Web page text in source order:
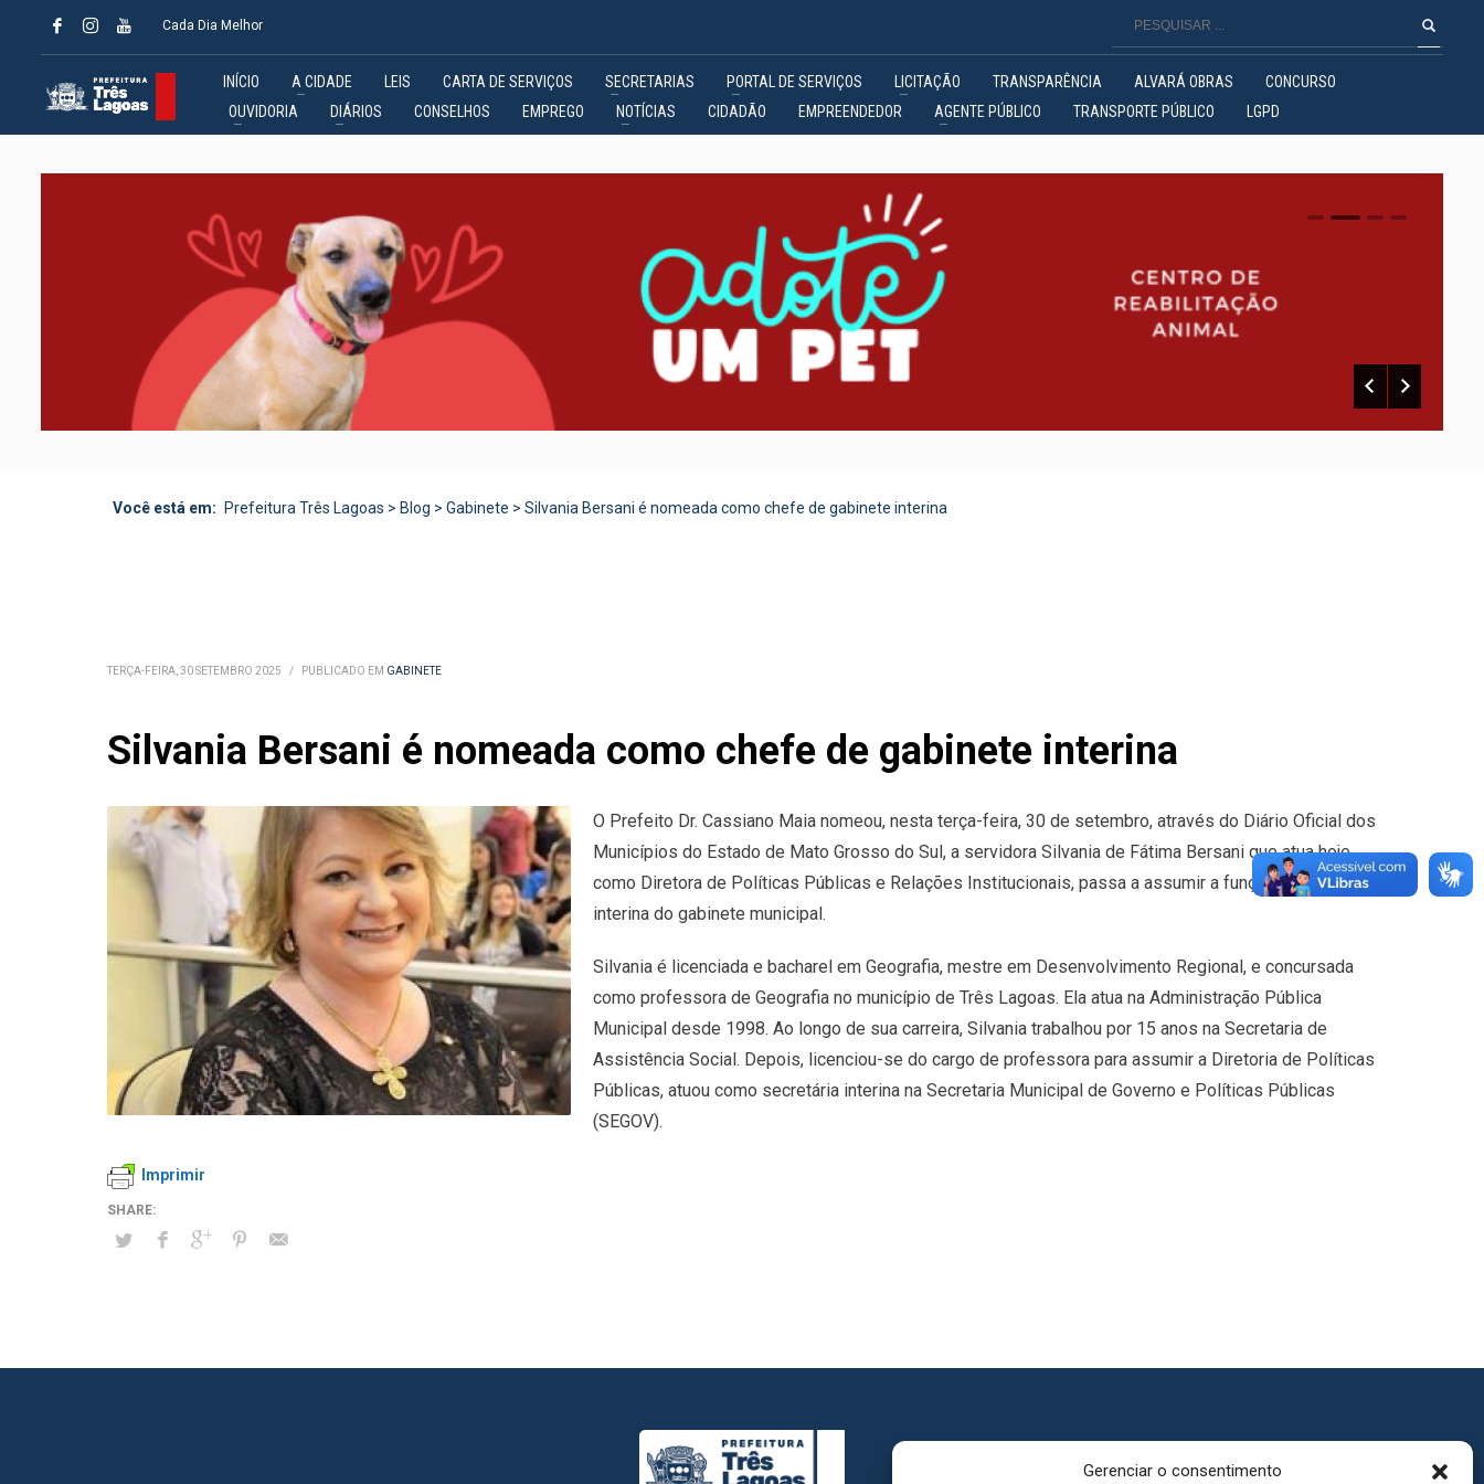
Gerenciar o consentimento
Cada Dia Melhor
INÍCIO A CIDADE LEIS CARTA DE SERVIÇOS SECRETARIAS PORTAL DE SERVIÇOS LICITAÇÃO TRANSPARÊNCIA ALVARÁ OBRAS
CONCURSO
OUVIDORIA
DIÁRIOS CONSELHOS EMPREGO NOTÍCIAS CIDADÃO EMPREENDEDOR AGENTE PÚBLICO TRANSPORTE PÚBLICO LGPD
0 1 2
Você está em: Prefeitura Três Lagoas > Blog > Gabinete > Silvania Bersani é nomeada como chefe de gabinete interina
TERÇA-FEIRA, 30 SETEMBRO 2025 / PUBLICADO EM GABINETE
Silvania Bersani é nomeada como chefe de gabinete interina
O Prefeito Dr. Cassiano Maia nomeou, nesta terça-feira, 30 de setembro, através do Diário Oficial dos
Municípios do Estado de Mato Grosso do Sul, a servidora Silvania de Fátima Bersani que atua hoje
como Diretora de Políticas Públicas e Relações Institucionais, passa a assumir a função de chefe
interina do gabinete municipal.
Silvania é licenciada e bacharel em Geografia, mestre em Desenvolvimento Regional, e concursada
como professora de Geografia no município de Três Lagoas. Ela atua na Administração Pública
Municipal desde 1998. Ao longo de sua carreira, Silvania trabalhou por 15 anos na Secretaria de
Assistência Social. Depois, licenciou-se do cargo de professora para assumir a Diretoria de Políticas
Públicas, atuou como secretária interina na Secretaria Municipal de Governo e Políticas Públicas
(SEGOV).
Imprimir